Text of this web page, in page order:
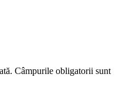
Câmpurile obligatorii sunt